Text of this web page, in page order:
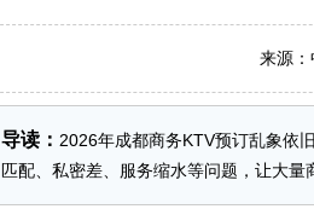
来源：
导读： 2026年成都商务KTV预订乱象依
匹配、私密差、服务缩水等问题，让大量